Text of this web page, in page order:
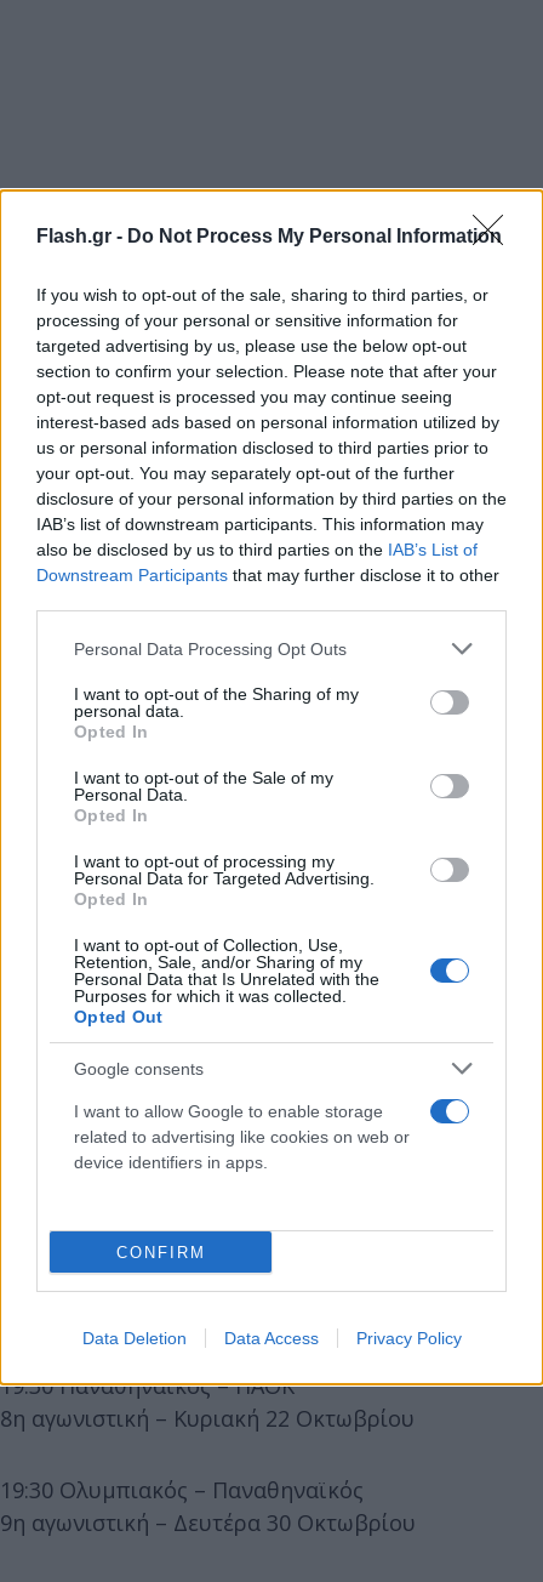
Flash.gr - Do Not Process My Personal Information
If you wish to opt-out of the sale, sharing to third parties, or
processing of your personal or sensitive information for
targeted advertising by us, please use the below opt-out
section to confirm your selection. Please note that after your
opt-out request is processed you may continue seeing
interest-based ads based on personal information utilized by
us or personal information disclosed to third parties prior to
your opt-out. You may separately opt-out of the further
disclosure of your personal information by third parties on the
IAB’s list of downstream participants. This information may
also be disclosed by us to third parties on the IAB’s List of
Downstream Participants that may further disclose it to other
Please note that this website/app uses one or more Google
not limited to your visit or usage behaviour. You may click to
grant or deny consent to Google and its third-party tags to
use your data for below specified purposes in below Google
consent section.
Personal Data Processing Opt Outs
I want to opt-out of the Sharing of my
personal data.
Opted In
I want to opt-out of the Sale of my
Personal Data.
Opted In
I want to opt-out of processing my
Personal Data for Targeted Advertising.
Opted In
I want to opt-out of Collection, Use,
Retention, Sale, and/or Sharing of my
Personal Data that Is Unrelated with the
Purposes for which it was collected.
Opted Out
Google consents
I want to allow Google to enable storage
related to advertising like cookies on web or
device identifiers in apps.
CONFIRM
Data Deletion Data Access Privacy Policy
20:30 ΠΑΟΚ – Άρης
5η αγωνιστική – Δευτέρα 25 Σεπτεμβρίου
21:00 Παναθηναϊκός – ΑΕΚ
6η αγωνιστική – Τετάρτη 27 Σεπτεμβρίου
20:30 Ολυμπιακός – Άρης
7η αγωνιστική – Κυριακή 1 Οκτωβρίου
19:30 Παναθηναϊκός – ΠΑΟΚ
8η αγωνιστική – Κυριακή 22 Οκτωβρίου
19:30 Ολυμπιακός – Παναθηναϊκός
9η αγωνιστική – Δευτέρα 30 Οκτωβρίου